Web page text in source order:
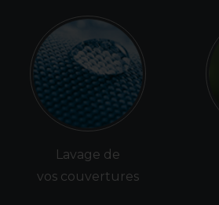
Lavage de
vos couvertures